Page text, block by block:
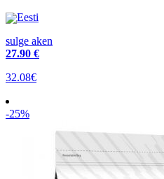
Eesti
sulge aken
27.90 €
32.08€
-25%